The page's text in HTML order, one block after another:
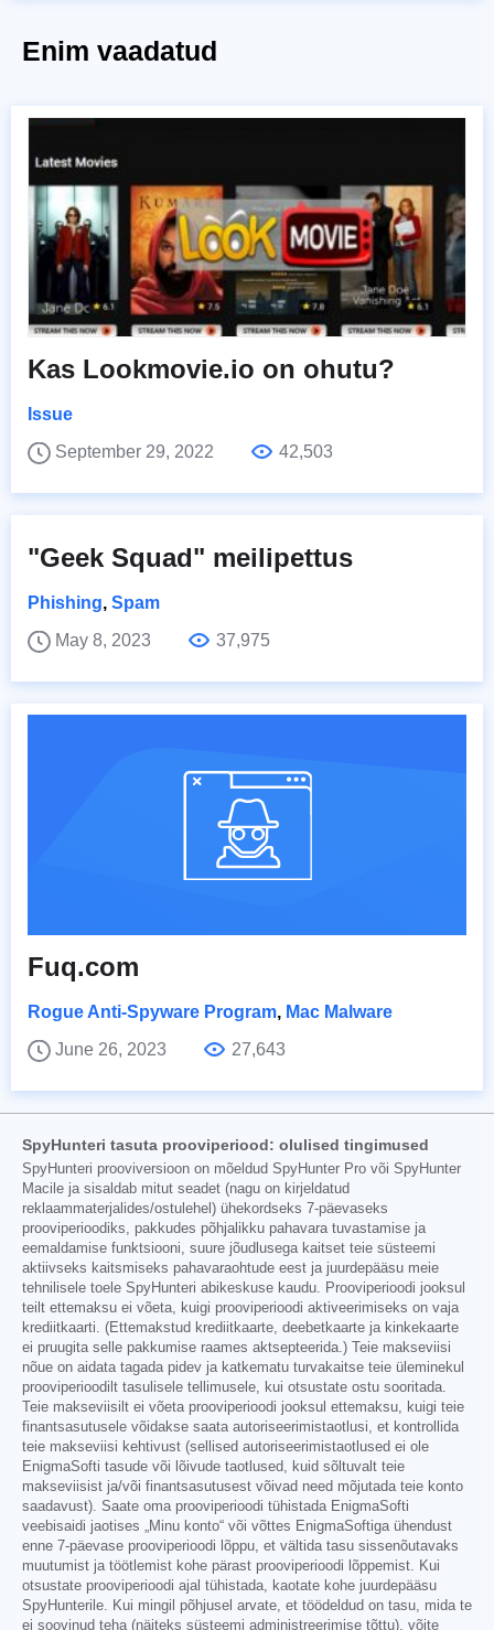
Enim vaadatud
Kas Lookmovie.io on ohutu?
Issue
September 29, 2022
42,503
"Geek Squad" meilipettus
Phishing, Spam
May 8, 2023
37,975
Fuq.com
Rogue Anti-Spyware Program, Mac Malware
June 26, 2023
27,643
SpyHunteri tasuta prooviperiood: olulised tingimused
SpyHunteri prooviversioon on mõeldud SpyHunter Pro või SpyHunter
Macile ja sisaldab mitut seadet (nagu on kirjeldatud
reklaammaterjalides/ostulehel) ühekordseks 7-päevaseks
prooviperioodiks, pakkudes põhjalikku pahavara tuvastamise ja
eemaldamise funktsiooni, suure jõudlusega kaitset teie süsteemi
aktiivseks kaitsmiseks pahavaraohtude eest ja juurdepääsu meie
tehnilisele toele SpyHunteri abikeskuse kaudu. Prooviperioodi jooksul
teilt ettemaksu ei võeta, kuigi prooviperioodi aktiveerimiseks on vaja
krediitkaarti. (Ettemakstud krediitkaarte, deebetkaarte ja kinkekaarte
ei pruugita selle pakkumise raames aktsepteerida.) Teie makseviisi
nõue on aidata tagada pidev ja katkematu turvakaitse teie üleminekul
prooviperioodilt tasulisele tellimusele, kui otsustate ostu sooritada.
Teie makseviisilt ei võeta prooviperioodi jooksul ettemaksu, kuigi teie
finantsasutusele võidakse saata autoriseerimistaotlusi, et kontrollida
teie makseviisi kehtivust (sellised autoriseerimistaotlused ei ole
EnigmaSofti tasude või lõivude taotlused, kuid sõltuvalt teie
makseviisist ja/või finantsasutusest võivad need mõjutada teie konto
saadavust). Saate oma prooviperioodi tühistada EnigmaSofti
veebisaidi jaotises „Minu konto“ või võttes EnigmaSoftiga ühendust
enne 7-päevase prooviperioodi lõppu, et vältida tasu sissenõutavaks
muutumist ja töötlemist kohe pärast prooviperioodi lõppemist. Kui
otsustate prooviperioodi ajal tühistada, kaotate kohe juurdepääsu
SpyHunterile. Kui mingil põhjusel arvate, et töödeldud on tasu, mida te
ei soovinud teha (näiteks süsteemi administreerimise tõttu), võite